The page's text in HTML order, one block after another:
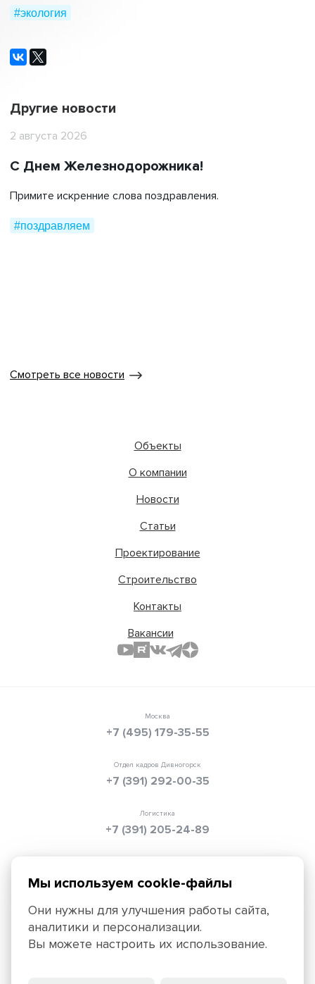
#экология
Другие новости
2 августа 2026
С Днем Железнодорожника!
Примите искренние слова поздравления.
#поздравляем
Смотреть все новости
Объекты
О компании
Новости
Статьи
Проектирование
Строительство
Контакты
Вакансии
Москва
+7 (495) 179-35-55
Отдел кадров Дивногорск
+7 (391) 292-00-35
Логистика
+7 (391) 205-24-89
info@texpolimer.ru
Красноярск, 660099, ул. Ады Лебедевой, 152,
Мы используем cookie-файлы
Они нужны для улучшения работы сайта,
аналитики и персонализации.
Вы можете настроить их использование.